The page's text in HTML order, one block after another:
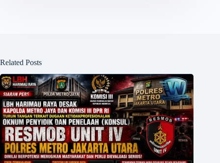
Related Posts